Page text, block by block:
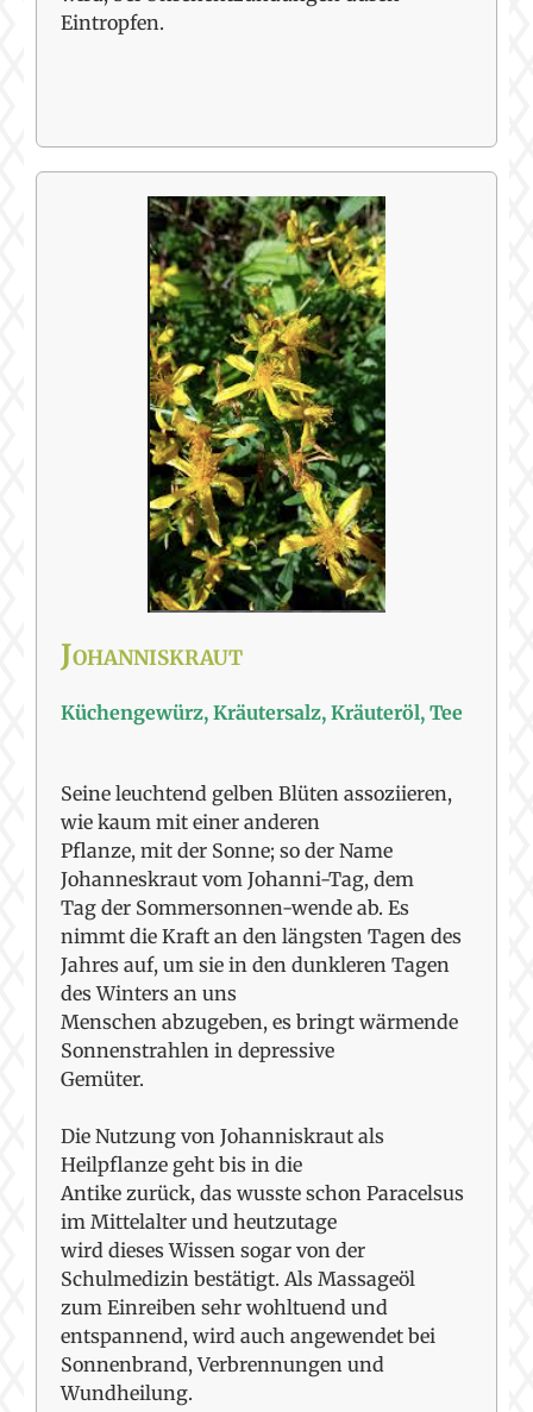
Eintropfen.
Johanniskraut
Küchengewürz, Kräutersalz, Kräuteröl, Tee
Seine leuchtend gelben Blüten assoziieren,
wie kaum mit einer anderen
Pflanze, mit der Sonne; so der Name
Johanneskraut vom Johanni-Tag, dem
Tag der Sommersonnen-wende ab. Es
nimmt die Kraft an den längsten Tagen des
Jahres auf, um sie in den dunkleren Tagen
des Winters an uns
Menschen abzugeben, es bringt wärmende
Sonnenstrahlen in depressive
Gemüter.
Die Nutzung von Johanniskraut als
Heilpflanze geht bis in die
Antike zurück, das wusste schon Paracelsus
im Mittelalter und heutzutage
wird dieses Wissen sogar von der
Schulmedizin bestätigt. Als Massageöl
zum Einreiben sehr wohltuend und
entspannend, wird auch angewendet bei
Sonnenbrand, Verbrennungen und
Wundheilung.